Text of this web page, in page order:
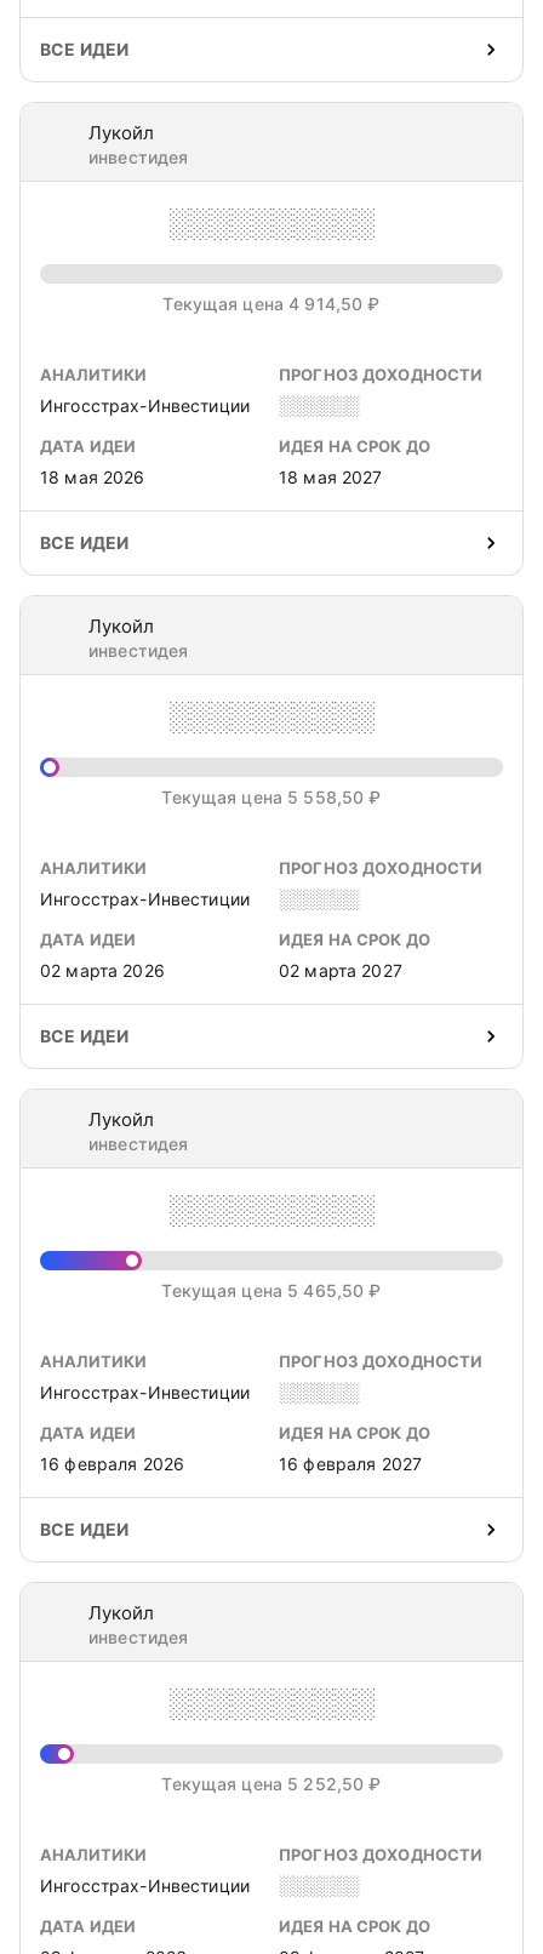
ВСЕ ИДЕИ
Лукойл
инвестидея
░░░░░░░░░░
Текущая цена 4 914,50 ₽
АНАЛИТИКИ
Ингосстрах-Инвестиции
ПРОГНОЗ ДОХОДНОСТИ
░░░░░░
ДАТА ИДЕИ
18 мая 2026
ИДЕЯ НА СРОК ДО
18 мая 2027
ВСЕ ИДЕИ
Лукойл
инвестидея
░░░░░░░░░░
Текущая цена 5 558,50 ₽
АНАЛИТИКИ
Ингосстрах-Инвестиции
ПРОГНОЗ ДОХОДНОСТИ
░░░░░░
ДАТА ИДЕИ
02 марта 2026
ИДЕЯ НА СРОК ДО
02 марта 2027
ВСЕ ИДЕИ
Лукойл
инвестидея
░░░░░░░░░░
Текущая цена 5 465,50 ₽
АНАЛИТИКИ
Ингосстрах-Инвестиции
ПРОГНОЗ ДОХОДНОСТИ
░░░░░░
ДАТА ИДЕИ
16 февраля 2026
ИДЕЯ НА СРОК ДО
16 февраля 2027
ВСЕ ИДЕИ
Лукойл
инвестидея
░░░░░░░░░░
Текущая цена 5 252,50 ₽
АНАЛИТИКИ
Ингосстрах-Инвестиции
ПРОГНОЗ ДОХОДНОСТИ
░░░░░░
ДАТА ИДЕИ ИДЕЯ НА СРОК ДО